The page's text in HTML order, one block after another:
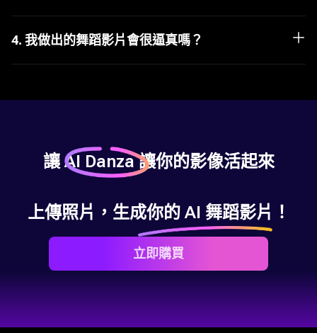
的平台。
4. 我做出的舞蹈影片會很逼真嗎？
照片的細節。從臉部表情到肢體動作，真實到能驚喜朋友，也趣味
讓 AI Danza 讓你的影像活起來
上傳照片，生成你的 AI 舞蹈影片！
立即購買